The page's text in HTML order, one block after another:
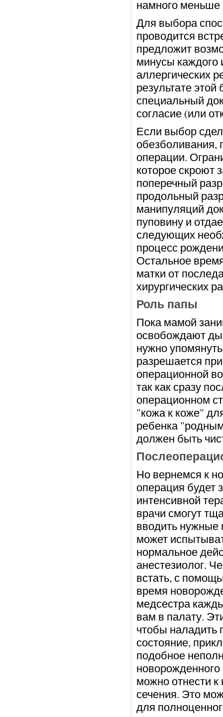
намного
Для выбора
проводится
предложит
минусы каждого
аллергических
результате
специальный
согласие (или
Если выбор
обезболивания,
операции.
которое скроют
поперечный
продольный
манипуляций
пуповину и
следующих
процесс
Остальное
матки от
хирургических
Роль папы
Пока мамой
освобождают
нужно
разрешается
операционной
так как сразу
операционном
"кожа к коже"
ребенка
должен быть
Но вернемся к
операция будет
интенсивной
врачи смогут
вводить нужные
может
нормальное
анестезиолог.
встать, с
время
медсестра
вам в палату.
чтобы наладить
состояние,
подобное
можно отнести
сечения. Это
для